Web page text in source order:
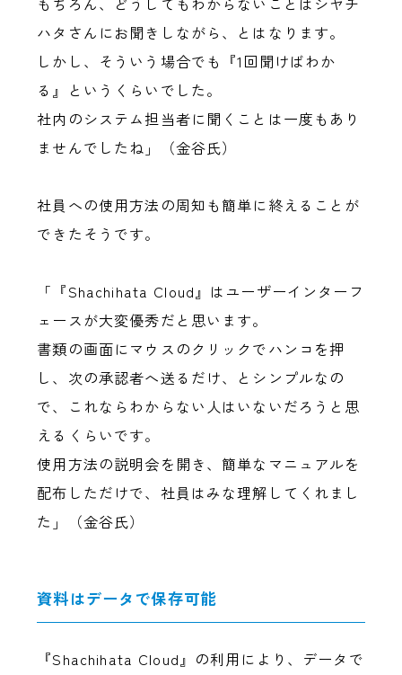
ハタさんにお聞きしながら、とはなります。
しかし、そういう場合でも『1回聞けばわか
る』というくらいでした。
社内のシステム担当者に聞くことは一度もあり
ませんでしたね」（金谷氏）
社員への使用方法の周知も簡単に終えることが
できたそうです。
「『Shachihata Cloud』はユーザーインターフ
ェースが大変優秀だと思います。
書類の画面にマウスのクリックでハンコを押
し、次の承認者へ送るだけ、とシンプルなの
で、これならわからない人はいないだろうと思
えるくらいです。
使用方法の説明会を開き、簡単なマニュアルを
配布しただけで、社員はみな理解してくれまし
た」（金谷氏）
資料はデータで保存可能
『Shachihata Cloud』の利用により、データで